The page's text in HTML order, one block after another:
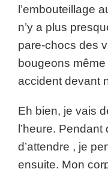
l’embouteillage
n’y a plus
pare-chocs des
bougeons
accident devant
Eh bien, je vais
l’heure.
d’attendre , je
ensuite. Mon